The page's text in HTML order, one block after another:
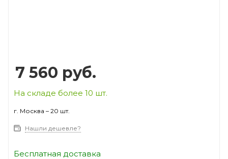
7 560 руб.
На складе более 10 шт.
г. Москва – 20 шт.
Нашли дешевле?
Бесплатная доставка